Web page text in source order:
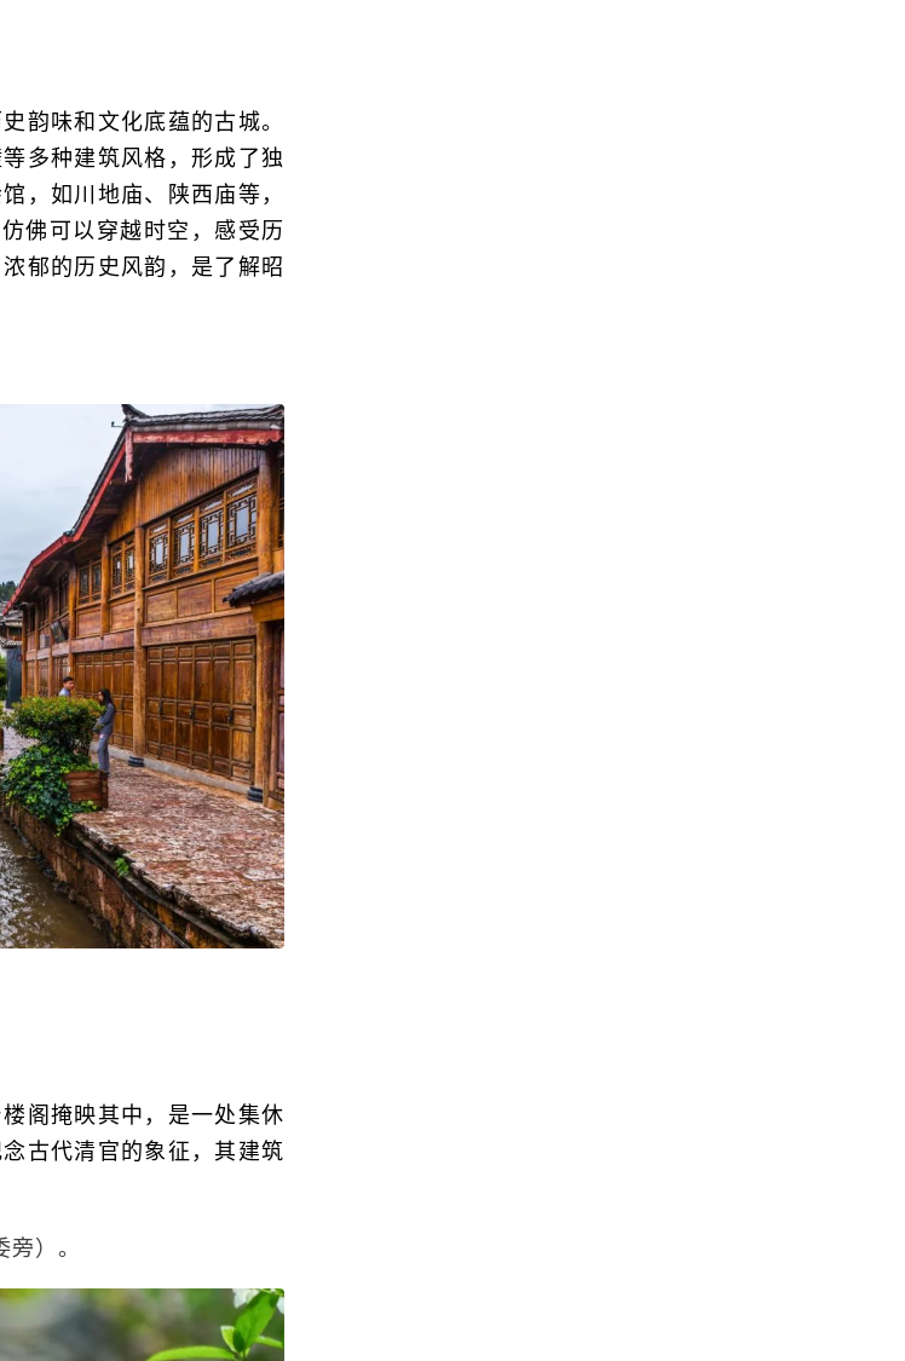
韵味和文化底蕴的古城。
多种建筑风格，形成了独
，如川地庙、陕西庙等，
佛可以穿越时空，感受历
郁的历史风韵，是了解昭
阁掩映其中，是一处集休
古代清官的象征，其建筑
）。